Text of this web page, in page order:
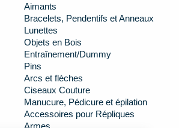
Aimants
Bracelets, Pendentifs et Anneaux
Lunettes
Objets en Bois
Entraînement/Dummy
Pins
Arcs et flèches
Ciseaux Couture
Manucure, Pédicure et épilation
Accessoires pour Répliques